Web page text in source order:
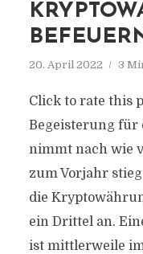
20. April 2022 3
Click to rate this
Begeisterung
nimmt nach wie
zum Vorjahr
die
ein Drittel an.
ist mittlerweile